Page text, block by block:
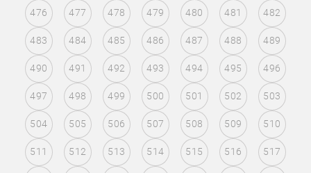
476 477 478 479 480 481 482
483 484 485 486 487 488 489
490 491 492 493 494 495 496
497 498 499 500 501 502 503
504 505 506 507 508 509 510
511 512 513 514 515 516 517